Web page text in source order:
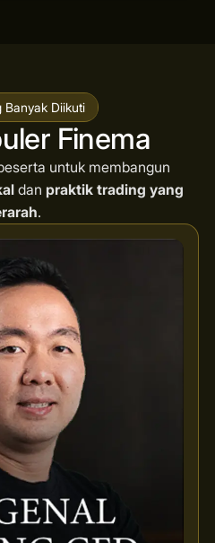
Banyak Diikuti
Finema
untuk membangun
dan praktik trading yang
.